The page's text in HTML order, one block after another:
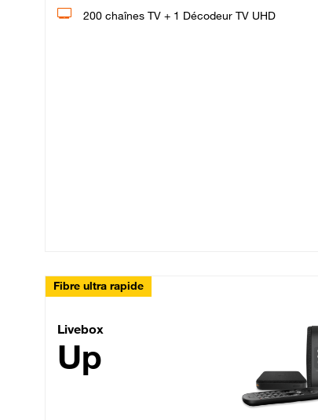
200 chaînes TV + 1 Décodeur TV UHD
Fibre ultra rapide
Livebox Up Fibre
Livebox
Up